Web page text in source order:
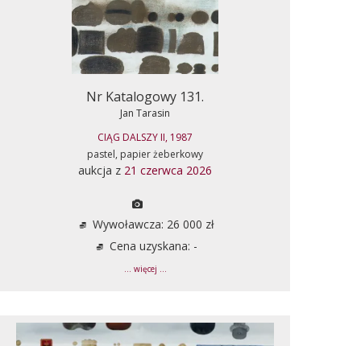
Nr Katalogowy 131.
Jan Tarasin
CIĄG DALSZY II, 1987
pastel, papier żeberkowy
aukcja z 21 czerwca 2026
Wywoławcza: 26 000 zł
Cena uzyskana: -
... więcej ...